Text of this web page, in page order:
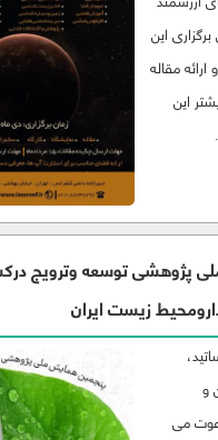
این
مقاله
این
پژوهشی توسعه وترویج
زیست ایران
و
می